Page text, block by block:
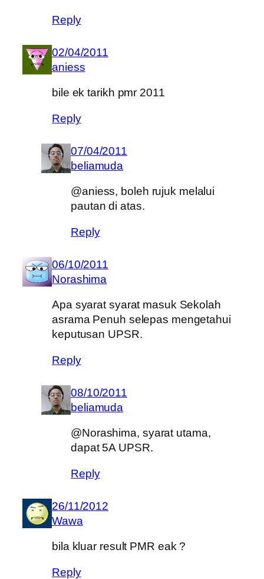
Reply
02/04/2011
aniess
bile ek tarikh pmr 2011
Reply
07/04/2011
beliamuda
@aniess, boleh rujuk melalui
pautan di atas.
Reply
06/10/2011
Norashima
Apa syarat syarat masuk Sekolah
asrama Penuh selepas mengetahui
keputusan UPSR.
Reply
08/10/2011
beliamuda
@Norashima, syarat utama,
dapat 5A UPSR.
Reply
26/11/2012
Wawa
bila kluar result PMR eak ?
Reply